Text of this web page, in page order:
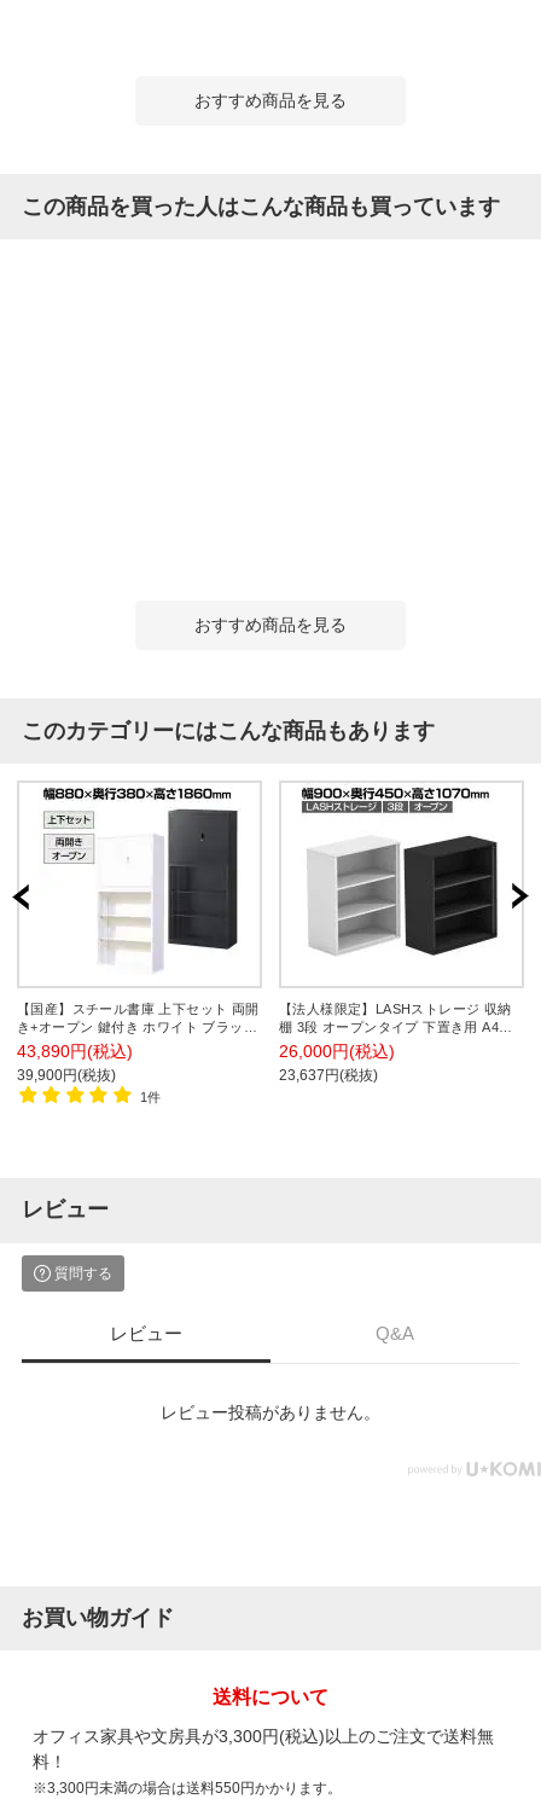
おすすめ商品を見る
この商品を買った人はこんな商品も買っています
おすすめ商品を見る
このカテゴリーにはこんな商品もあります
【国産】スチール書庫 上下セット 両開
き+オープン 鍵付き ホワイト ブラック
幅880×奥行380×高さ1860mm スチール
キャビネット オフィス 収納 事務所
43,890円(税込)
39,900円(税抜)
1件
【法人様限定】LASHストレージ 収納
棚 3段 オープンタイプ 下置き用 A4サ
イズ対応 配線穴付き 可動棚 オフィス
収納 幅900×奥行450×高さ1070mm
26,000円(税込)
23,637円(税抜)
レビュー
質問する
レビュー Q&A
レビュー投稿がありません。
お買い物ガイド
送料について
オフィス家具や文房具が3,300円(税込)以上のご注文で送料無
料！
※3,300円未満の場合は送料550円かかります。